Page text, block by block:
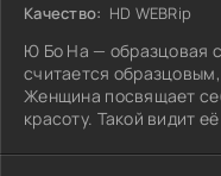
Качество: HD WEBRip
Ю Бо На — образцовая
считается
Женщина посвящает
красоту. Такой видит